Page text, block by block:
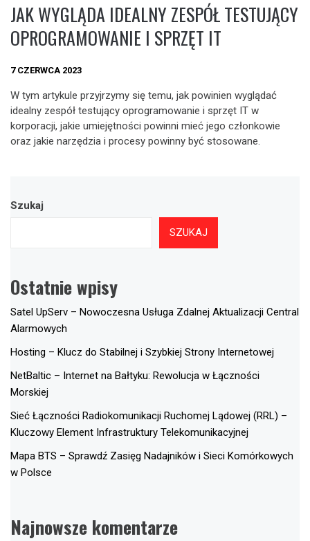
JAK WYGLĄDA IDEALNY ZESPÓŁ TESTUJĄCY
OPROGRAMOWANIE I SPRZĘT IT
7 CZERWCA 2023
W tym artykule przyjrzymy się temu, jak powinien wyglądać
idealny zespół testujący oprogramowanie i sprzęt IT w
korporacji, jakie umiejętności powinni mieć jego członkowie
oraz jakie narzędzia i procesy powinny być stosowane.
Szukaj
SZUKAJ
Ostatnie wpisy
Satel UpServ – Nowoczesna Usługa Zdalnej Aktualizacji Central
Alarmowych
Hosting – Klucz do Stabilnej i Szybkiej Strony Internetowej
NetBaltic – Internet na Bałtyku: Rewolucja w Łączności
Morskiej
Sieć Łączności Radiokomunikacji Ruchomej Lądowej (RRL) –
Kluczowy Element Infrastruktury Telekomunikacyjnej
Mapa BTS – Sprawdź Zasięg Nadajników i Sieci Komórkowych
w Polsce
Najnowsze komentarze